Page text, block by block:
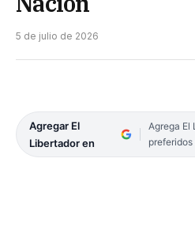
5 de julio de 2026
Agregar El
Libertador en
Agrega El
preferidos